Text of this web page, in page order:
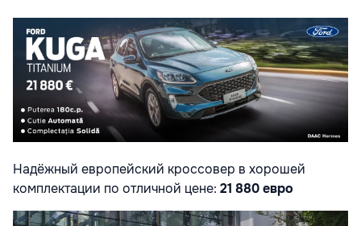
Надёжный европейский кроссовер в хорошей
комплектации по отличной цене: 21 880 евро